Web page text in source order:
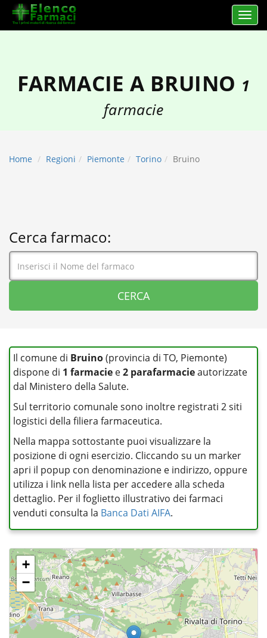
Apri
elencofarmaci.it
FARMACIE A BRUINO 1
farmacie
Home Regioni Piemonte Torino Bruino
Cerca farmaco:
Il comune di Bruino(provincia di TO, Piemonte)
dispone di 1 farmacie e2 parafarmacieautorizzate
dal Ministero della Salute.
Sul territorio comunale sono inoltre registrati 2 siti
logistici della filiera farmaceutica.
Nella mappa sottostante puoi visualizzare la
posizione di ogni esercizio. Cliccando su un marker
apri il popup con denominazione e indirizzo, oppure
utilizza i link nella lista per accedere alla scheda
dettaglio. Per il foglietto illustrativo dei farmaci
venduti consulta la Banca Dati AIFA.
+
−